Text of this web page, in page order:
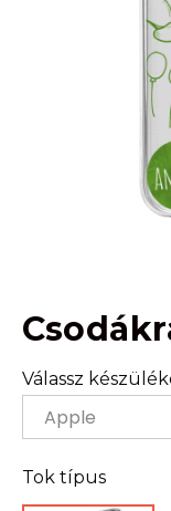
Válassz
Tok típus